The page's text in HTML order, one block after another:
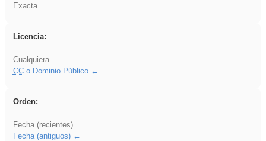
Exacta
Licencia:
Cualquiera
CCo Dominio Público
Orden:
Fecha (recientes)
Fecha (antiguos)